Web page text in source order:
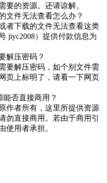
要的资源。还请谅解。
文件无法查看怎么办？
者下载的文件无法查看这类
jiyc2008）提供付款信息为
解压密码？
要解压密码，如个别文件需
页上标明了，请看一下网页
否直接商用？
作者所有，这里所提供资源
勿直接商用。若由于商用引
使用者承担。